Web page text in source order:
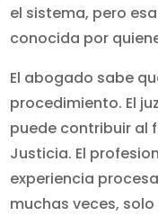
el sistema, pero
conocida por
El abogado sabe
procedimiento. El
puede contribuir al
Justicia. El
experiencia
muchas veces,